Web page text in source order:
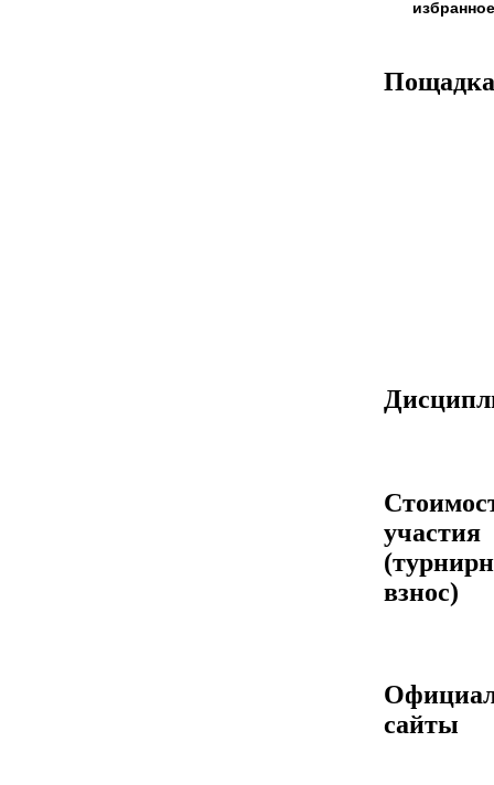
Пощадка
участия
взнос)
сайты